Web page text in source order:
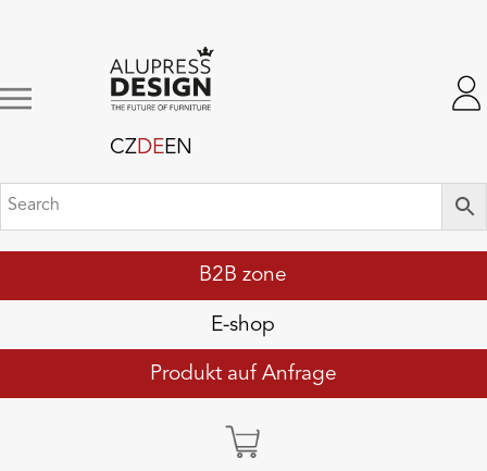
B2B zone
E-shop
Produkt auf Anfrage
CZDEEN